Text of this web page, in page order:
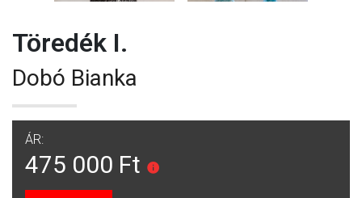
Töredék I.
Dobó Bianka
ÁR:
475 000 Ft